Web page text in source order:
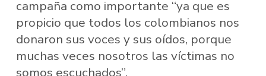
campaña como importante “ya que es
propicio que todos los colombianos nos
donaron sus voces y sus oídos, porque
muchas veces nosotros las víctimas no
somos escuchados”.